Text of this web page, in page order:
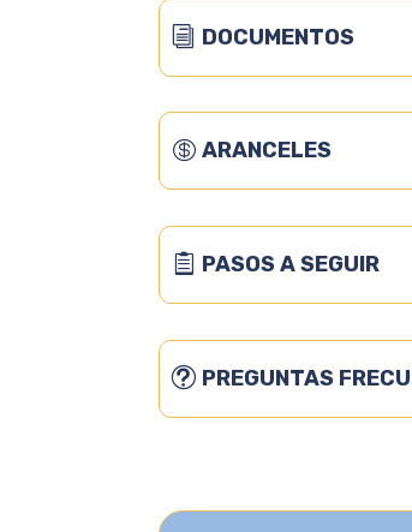
DOCUMENTOS
ARANCELES
PASOS A SEGUIR
PREGUNTAS